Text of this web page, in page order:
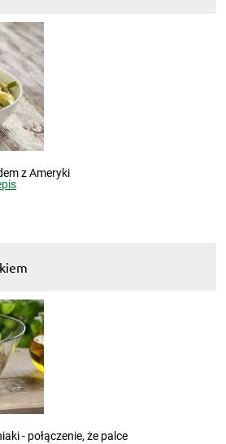
z Ameryki
- połączenie, że palce